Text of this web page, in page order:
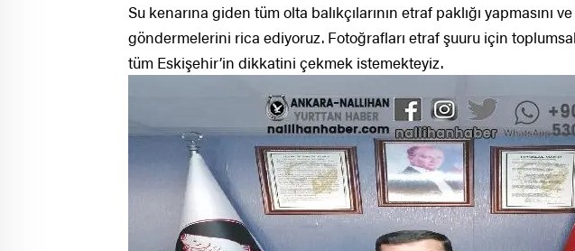
Su kenarına giden tüm olta balıkçılarının etraf paklığı yapmasını
göndermelerini rica ediyoruz. Fotoğrafları etraf şuuru için
tüm Eskişehir’in dikkatini çekmek istemekteyiz.